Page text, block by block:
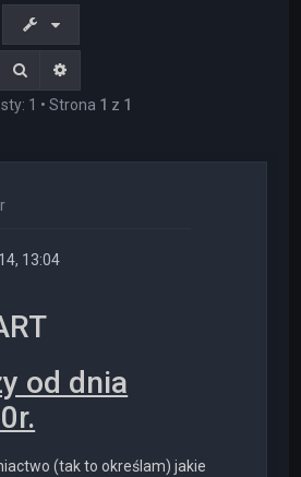
Szukaj
1 • Strona 1 z 1
13:04
od dnia
(tak to określam) jakie